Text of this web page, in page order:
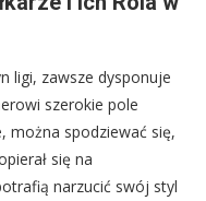
ligi, zawsze dysponuje
szerokie pole
można spodziewać się,
się na
narzucić swój styl